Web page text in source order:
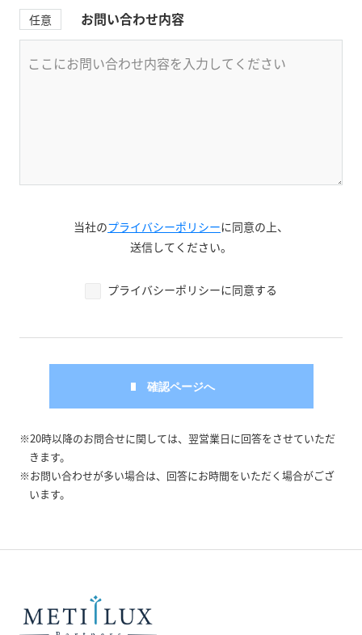
任意 お問い合わせ内容
当社のプライバシーポリシーに同意の上、
送信してください。
プライバシーポリシーに同意する
※20時以降のお問合せに関しては、翌営業日に回答をさせていただ
きます。
※お問い合わせが多い場合は、回答にお時間をいただく場合がござ
います。